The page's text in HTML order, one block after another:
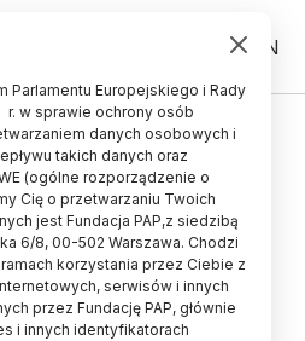
PL EN
naturą
na
Parlamentu Europejskiego i Rady
r. w sprawie ochrony osób
danych osobowych i
takich danych oraz
(ogólne rozporządzenie o
Cię o przetwarzaniu Twoich
jest Fundacja PAP,z siedzibą
6/8, 00-502 Warszawa. Chodzi
korzystania przez Ciebie z
serwisów i innych
przez Fundację PAP, głównie
i innych identyfikatorach